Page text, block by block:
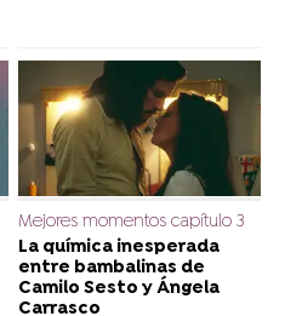
Mejores momentos capítulo 3
La química inesperada
entre bambalinas de
Camilo Sesto y Ángela
Carrasco